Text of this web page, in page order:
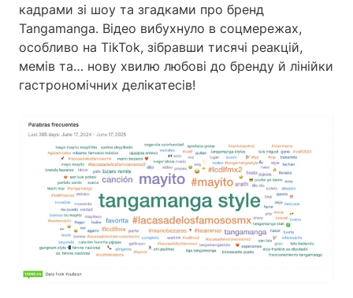
кадрами зі шоу та згадками про бренд
Tangamanga. Відео вибухнуло в соцмережах,
особливо на TikTok, зібравши тисячі реакцій,
мемів та… нову хвилю любові до бренду й лінійки
гастрономічних делікатесів!